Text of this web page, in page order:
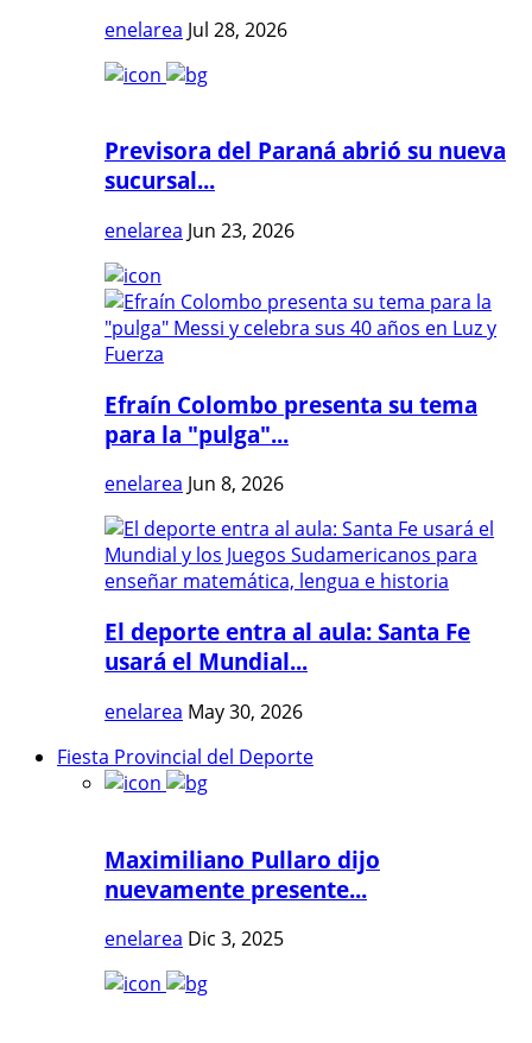
enelarea Jul 28, 2026
Previsora del Paraná abrió su nueva
sucursal...
enelarea Jun 23, 2026
Efraín Colombo presenta su tema
para la "pulga"...
enelarea Jun 8, 2026
El deporte entra al aula: Santa Fe
usará el Mundial...
enelarea May 30, 2026
Fiesta Provincial del Deporte
Maximiliano Pullaro dijo
nuevamente presente...
enelarea Dic 3, 2025